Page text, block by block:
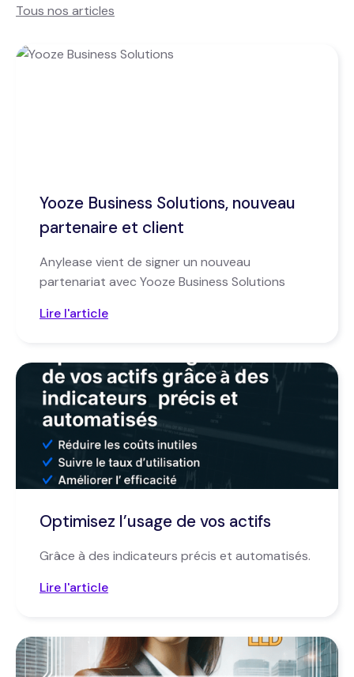
Tous nos articles
Yooze Business Solutions, nouveau
partenaire et client
Anylease vient de signer un nouveau
partenariat avec Yooze Business Solutions
Lire l'article
Optimisez l’usage de vos actifs
Grâce à des indicateurs précis et automatisés.
Lire l'article